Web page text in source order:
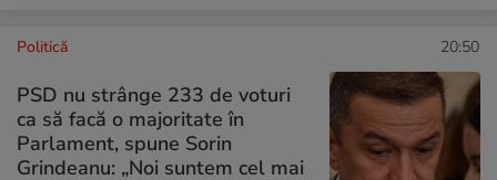
Politică 20:50
PSD nu strânge 233 de voturi
ca să facă o majoritate în
Parlament, spune Sorin
Grindeanu: „Noi suntem cel mai